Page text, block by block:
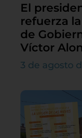
El
refuerza
de
Víctor
3 de agosto